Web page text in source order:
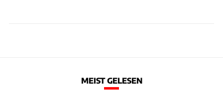
MEIST GELESEN